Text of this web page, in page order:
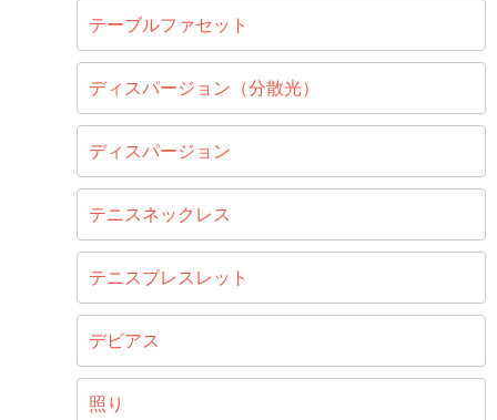
テーブルファセット
ディスパージョン（分散光）
ディスパージョン
テニスネックレス
テニスブレスレット
デビアス
照り